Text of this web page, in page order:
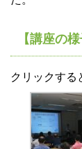
【講座の様
クリックする